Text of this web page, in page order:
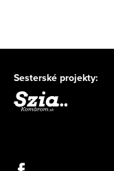
Sesterské projekty: